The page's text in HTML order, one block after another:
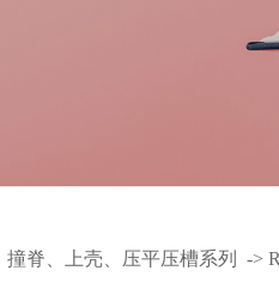
脊、上壳、压平压槽系列 ->